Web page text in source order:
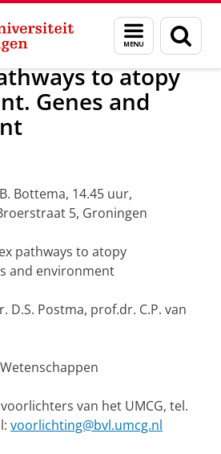
Menu
en
zoeken
Nieuws Nieuwsberichten
to atopy
Genes and
Bottema, 14.45 uur,
5, Groningen
pathways to atopy
and environment
D.S. Postma, prof.dr. C.P. van
van het UMCG, tel.
voorlichting@bvl.umcg.nl